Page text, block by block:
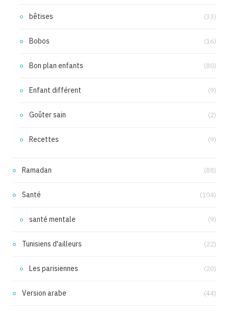
bêtises (33)
Bobos (16)
Bon plan enfants (80)
Enfant différent (9)
Goûter sain (2)
Recettes (9)
Ramadan (88)
Santé (104)
santé mentale (9)
Tunisiens d'ailleurs (22)
Les parisiennes (20)
Version arabe (44)